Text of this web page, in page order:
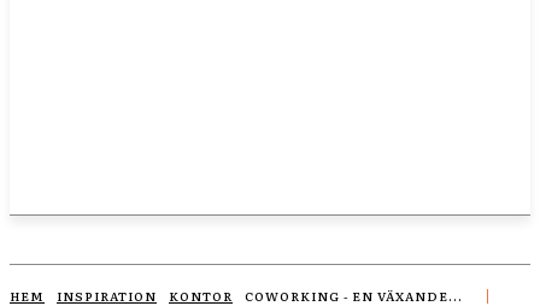
HEM INSPIRATION KONTOR COWORKING - EN VÄXANDE...